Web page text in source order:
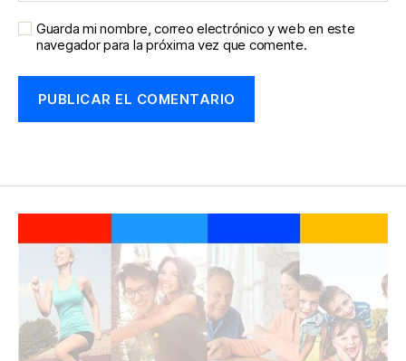
Guarda mi nombre, correo electrónico y web en este
navegador para la próxima vez que comente.